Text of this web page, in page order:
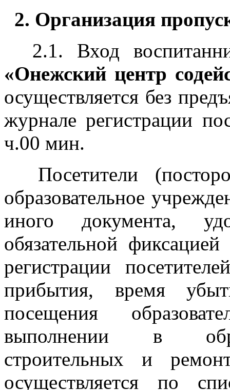
2. Организация
2.1. Вход
«Онежский центр
осуществляется без
журнале регистрации
ч.00 мин.
Посетители
образовательное
иного документа,
обязательной
регистрации
прибытия, время
посещения
выполнении в
строительных и
осуществляется по